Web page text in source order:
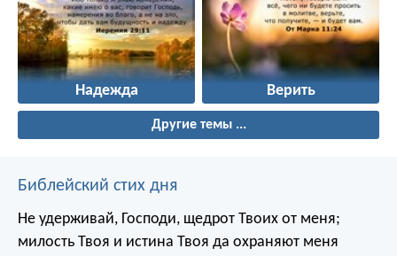
Надежда Верить
Другие темы ...
Библейский стих дня
Не удерживай, Господи, щедрот Твоих от меня;
милость Твоя и истина Твоя да охраняют меня